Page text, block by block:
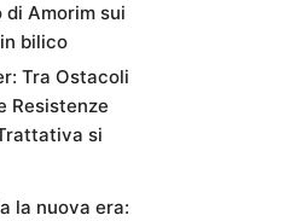
Amorim sui
bilico
Tra Ostacoli
Resistenze
si
la nuova era: